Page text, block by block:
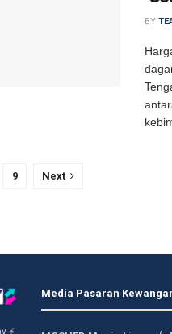
BY
9 Next
⚡
Media Pasaran